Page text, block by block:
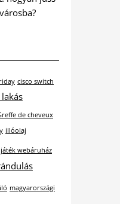
cisco switch
de cheveux
illóolaj
játék webáruház
magyarországi